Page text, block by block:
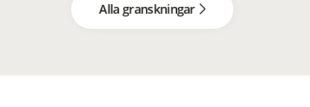
Alla granskningar